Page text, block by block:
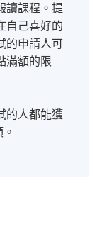
讀課程。提
自己喜好的
的申請人可
滿額的限
的人都能獲